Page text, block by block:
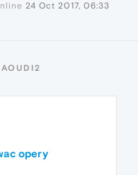
24 Oct 2017, 06:33
opery